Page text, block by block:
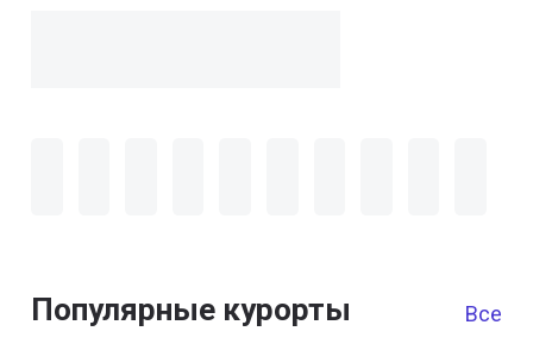
Популярные курорты Все